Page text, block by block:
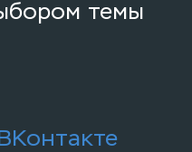
темы
ВКонтакте